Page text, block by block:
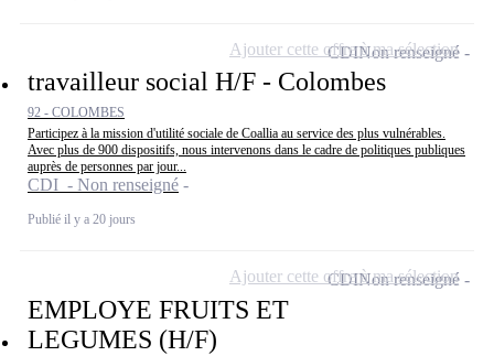
travailleur social H/F - Colombes
92 - COLOMBES
Participez à la mission d'utilité sociale de Coallia au service des plus vulnérables.
Avec plus de 900 dispositifs, nous intervenons dans le cadre de politiques publiques
auprès de personnes par jour...
CDI - Non renseigné
Publié il y a 20 jours
CDINon renseigné
Ajouter cette offre à ma sélection
EMPLOYE FRUITS ET
LEGUMES (H/F)
CDINon renseigné
Ajouter cette offre à ma sélection